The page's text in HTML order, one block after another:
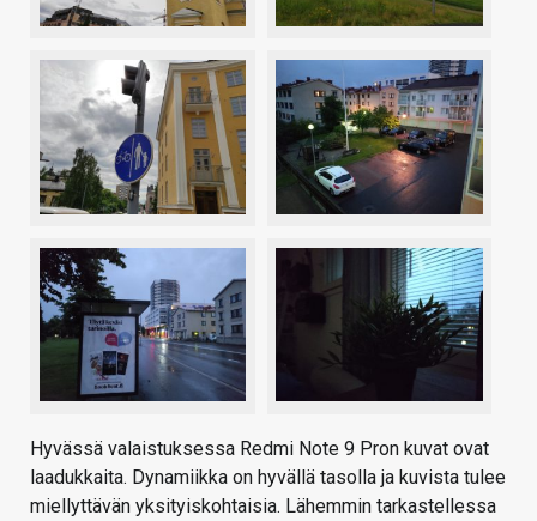
Hyvässä valaistuksessa Redmi Note 9 Pron kuvat ovat
laadukkaita. Dynamiikka on hyvällä tasolla ja kuvista tulee
miellyttävän yksityiskohtaisia. Lähemmin tarkastellessa